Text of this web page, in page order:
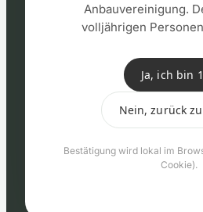
Anbauvereinigung.
volljährigen
Ja, ich bin
Nein, zurück
Bestätigung wird lokal im
Cookie).
Kontaktformular
Fehler:Kontaktformular